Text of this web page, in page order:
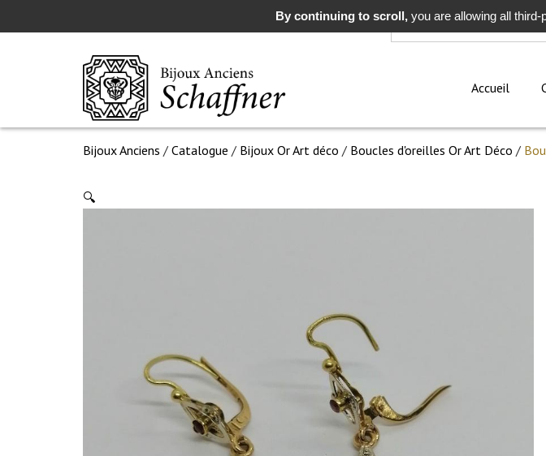
Rechercher
Accueil
Bijoux Anciens / Catalogue / Bijoux Or Art déco / Boucles d'oreilles Or Art Déco /
🔍
By continuing to scroll,you are allowing all third-